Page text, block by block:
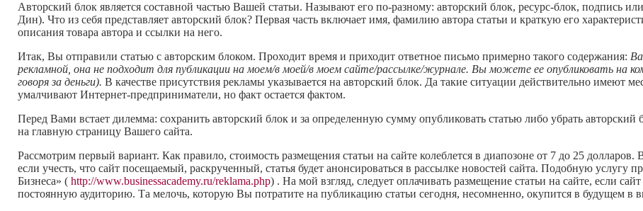
Авторский блок является составной частью Вашей статьи. Называют его по-разному: авторский блок, ресурс-блок, подпись
Дин). Что из себя представляет авторский блок? Первая часть включает имя, фамилию автора статьи и краткую его
описания товара автора и ссылки на него.
Итак, Вы отправили статью с авторским блоком. Проходит время и приходит ответное письмо примерно такого содержания:
рекламной, она не подходит для публикации на моем/в моей/в моем сайте/рассылке/журнале. Вы можете ее опубликовать на
говоря за деньги). В качестве присутствия рекламы указывается на авторский блок. Да такие ситуации действительно имеют
умалчивают Интернет-предприниматели, но факт остается фактом.
Перед Вами встает дилемма: сохранить авторский блок и за определенную сумму опубликовать статью либо убрать авторский
на главную страницу Вашего сайта.
Рассмотрим первый вариант. Как правило, стоимость размещения статьи на сайте колеблется в диапозоне от 7 до 25 долларов.
если учесть, что сайт посещаемый, раскрученный, статья будет анонсироваться в рассылке новостей сайта. Подобную услугу
Бизнеса» ( http://www.businessacademy.ru/reklama.php) . На мой взгляд, следует оплачивать размещение статьи на сайте, если
постоянную аудиторию. Та мелочь, которую Вы потратите на публикацию статьи сегодня, несомненно, окупится в будущем в